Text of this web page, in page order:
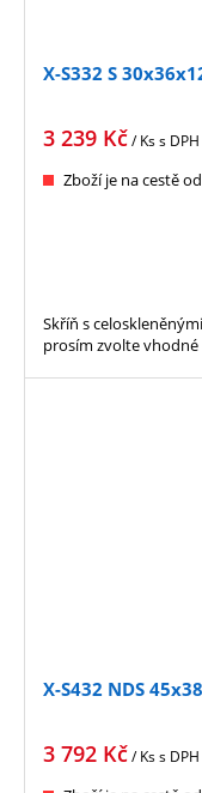
X-S332 S
3 239 Kč/ Kss DPH
Zboží je na cestě
Skříň s
prosím zvolte
X-S432 NDS
3 792 Kč/ Kss DPH